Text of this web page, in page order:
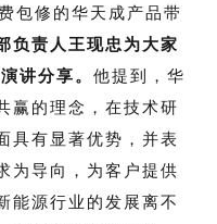
包修的华天成产品带
负责人王现忠为大家
讲分享。他提到，华
赢的理念，在技术研
具有显著优势，并表
为导向，为客户提供
能源行业的发展离不